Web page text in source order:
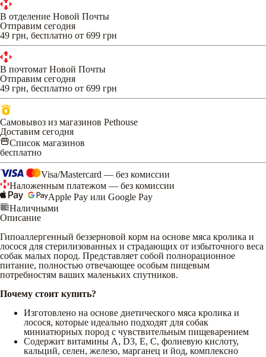
В отделение Новой Почты
Отправим сегодня
49 грн, бесплатно от 699 грн
В почтомат Новой Почты
Отправим сегодня
49 грн, бесплатно от 699 грн
Самовывоз из магазинов Pethouse
Доставим сегодня
Список магазинов
бесплатно
Visa/Mastercard — без комиссии
Наложенным платежом — без комиссии
Apple Pay или Google Pay
Наличными
Описание
Гипоаллергенный беззерновой корм на основе мяса кролика и
лосося для стерилизованных и страдающих от избыточного веса
собак малых пород. Представляет собой полнорационное
питание, полностью отвечающее особым пищевым
потребностям ваших маленьких спутников.
Почему стоит купить?
Изготовлено на основе диетического мяса кролика и
лосося, которые идеально подходят для собак
миниатюрных пород с чувствительным пищеварением
Содержит витамины А, D3, Е, С, фолиевую кислоту,
кальций, селен, железо, марганец и йод, комплексно